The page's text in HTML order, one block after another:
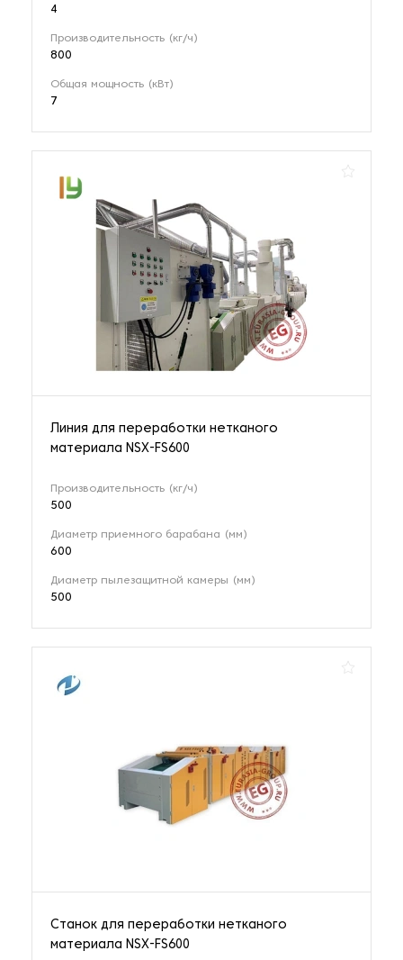
4
Производительность (кг/ч)
800
Общая мощность (кВт)
7
Линия для переработки нетканого
материала NSX-FS600
Производительность (кг/ч)
500
Диаметр приемного барабана (мм)
600
Диаметр пылезащитной камеры (мм)
500
Станок для переработки нетканого
материала NSX-FS600